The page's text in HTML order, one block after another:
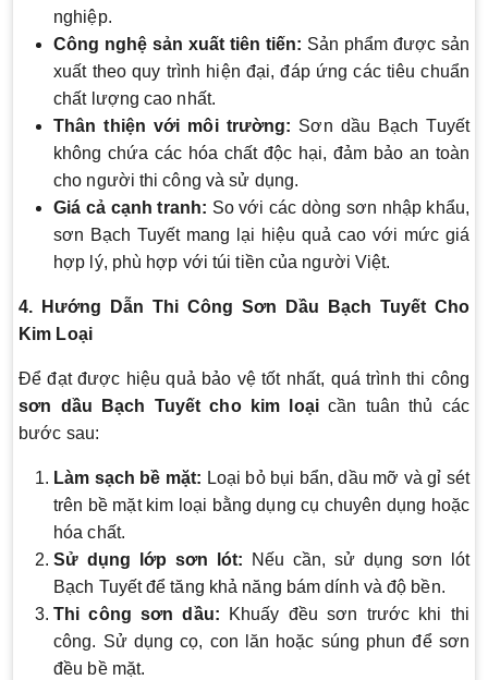
nghiệp.
Công nghệ sản xuất tiên tiến: Sản phẩm được sản
xuất theo quy trình hiện đại, đáp ứng các tiêu chuẩn
chất lượng cao nhất.
Thân thiện với môi trường: Sơn dầu Bạch Tuyết
không chứa các hóa chất độc hại, đảm bảo an toàn
cho người thi công và sử dụng.
Giá cả cạnh tranh: So với các dòng sơn nhập khẩu,
sơn Bạch Tuyết mang lại hiệu quả cao với mức giá
hợp lý, phù hợp với túi tiền của người Việt.
4. Hướng Dẫn Thi Công Sơn Dầu Bạch Tuyết Cho
Kim Loại
Để đạt được hiệu quả bảo vệ tốt nhất, quá trình thi công
sơn dầu Bạch Tuyết cho kim loạicần tuân thủ các
bước sau:
Làm sạch bề mặt: Loại bỏ bụi bẩn, dầu mỡ và gỉ sét
trên bề mặt kim loại bằng dụng cụ chuyên dụng hoặc
hóa chất.
Sử dụng lớp sơn lót: Nếu cần, sử dụng sơn lót
Bạch Tuyết để tăng khả năng bám dính và độ bền.
Thi công sơn dầu: Khuấy đều sơn trước khi thi
công. Sử dụng cọ, con lăn hoặc súng phun để sơn
đều bề mặt.